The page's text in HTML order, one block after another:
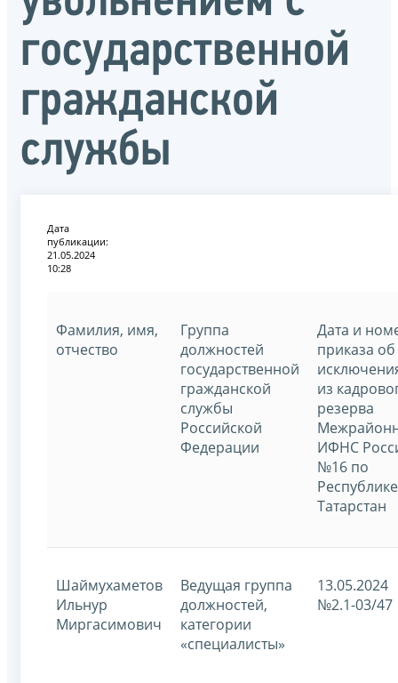
государственной
гражданской
службы
Дата
публикации:
21.05.2024
10:28
Фамилия, имя,
отчество
Группа
должностей
государственной
гражданской
службы
Российской
Федерации
Дата и
приказа об
из
резерва
ИФНС
№16 по
Республике
Татарстан
Шаймухаметов
Ильнур
Миргасимович
Ведущая группа
должностей,
категории
«специалисты»
13.05.2024
№2.1-03/47